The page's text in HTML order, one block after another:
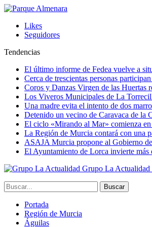
Likes
Seguidores
Tendencias
El último informe de Fedea vuelve a
Cerca de trescientas personas
Coros y Danzas Virgen de las Huertas
Los Viveros Municipales de La
Una madre evita el intento de dos
Detenido un vecino de Caravaca de la
El ciclo «Mirando al Mar» comienza
La Región de Murcia contará con una
ASAJA Murcia propone al Gobierno
El Ayuntamiento de Lorca invierte más
Grupo La Actualidad
Portada
Región de Murcia
Águilas